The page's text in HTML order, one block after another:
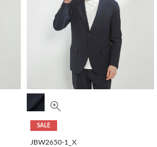
SALE
JBW2650-1_X